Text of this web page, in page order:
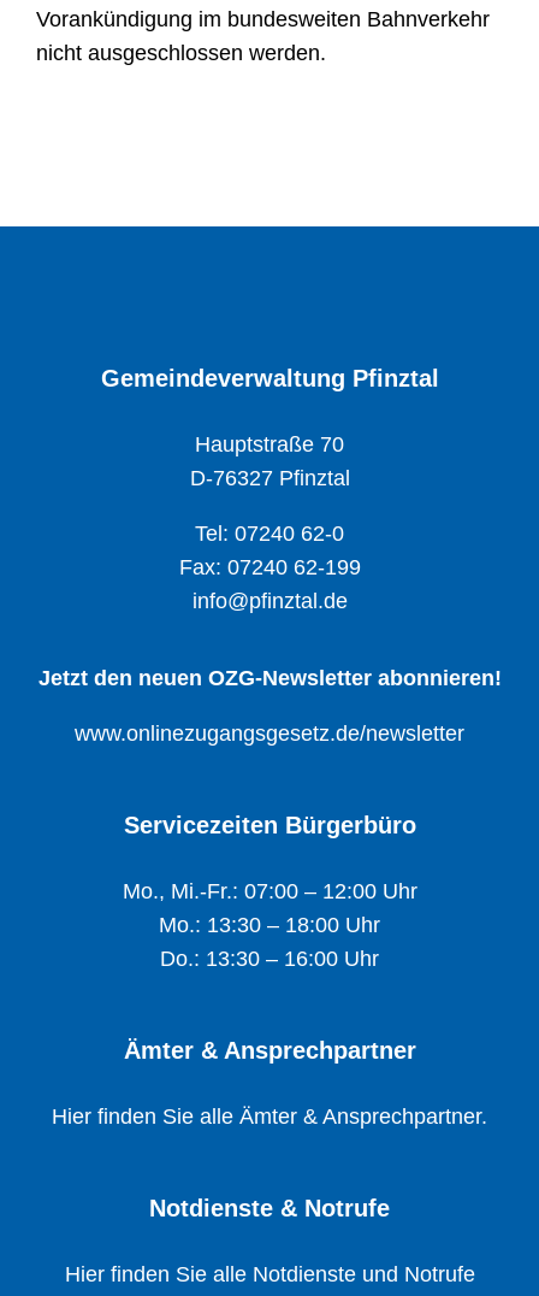
Vorankündigung im bundesweiten Bahnverkehr
nicht ausgeschlossen werden.
Gemeindeverwaltung Pfinztal
Hauptstraße 70
D-76327 Pfinztal
Tel: 07240 62-0
Fax: 07240 62-199
info@pfinztal.de
Jetzt den neuen OZG-Newsletter abonnieren!
www.onlinezugangsgesetz.de/newsletter
Servicezeiten Bürgerbüro
Mo., Mi.-Fr.: 07:00 – 12:00 Uhr
Mo.: 13:30 – 18:00 Uhr
Do.: 13:30 – 16:00 Uhr
Ämter & Ansprechpartner
Hier finden Sie alle Ämter & Ansprechpartner.
Notdienste & Notrufe
Hier finden Sie alle Notdienste und Notrufe